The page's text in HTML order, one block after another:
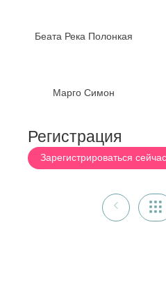
Беата Река Полонкая
Марго Симон
Регистрация
Зарегистрироваться сейчас